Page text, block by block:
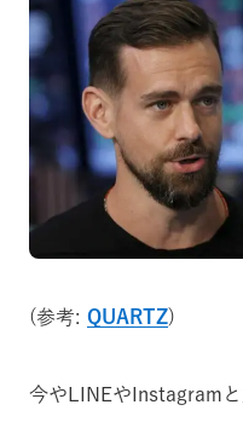
(参考: QUARTZ)
今やLINEやInstagram